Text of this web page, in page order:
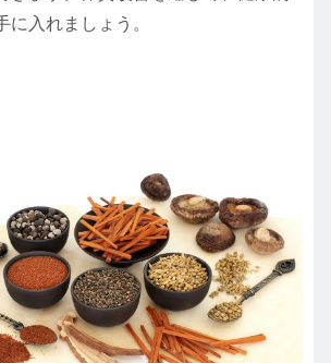
に入れましょう。